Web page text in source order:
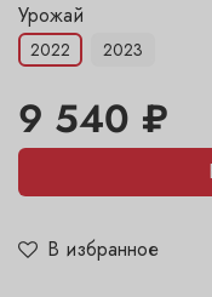
В избранное
Урожай
2022 2023
9 540 ₽